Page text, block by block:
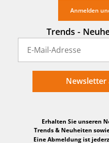
Abmessung:
Anmelden
Trends -
Newsletter
Erhalten Sie unseren
Trends & Neuheiten
Eine Abmeldung ist